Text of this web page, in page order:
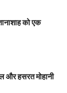
को एक
और हसरत मोहानी